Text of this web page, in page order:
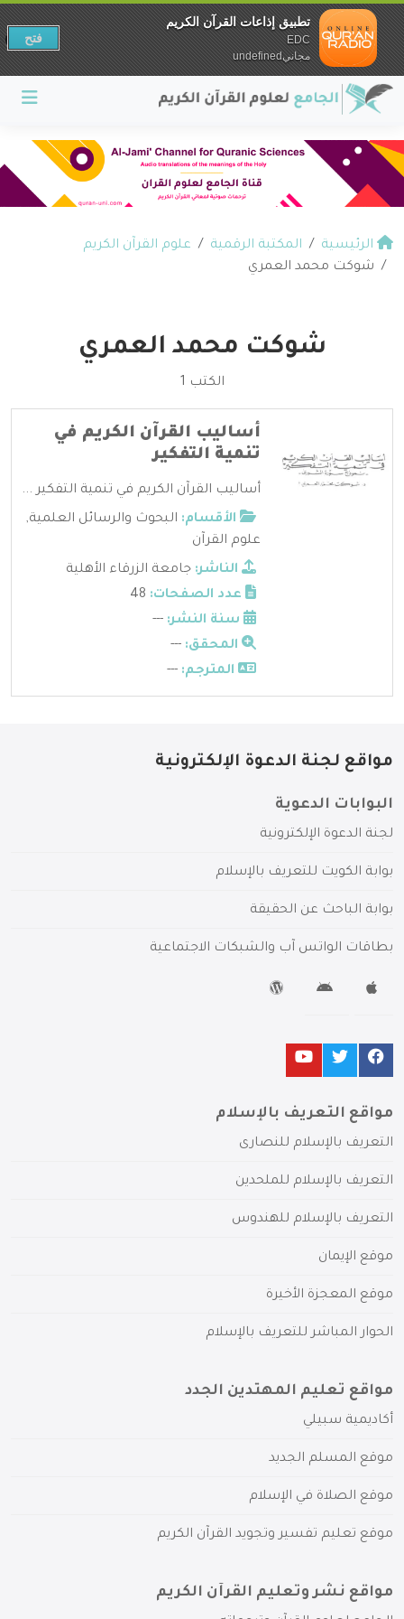
الرئيسية المكتبة الرقمية
علوم القرآن الكريم
شوكت محمد العمري
شوكت محمد العمري
الكتب 1
أساليب القرآن الكريم في
تنمية التفكير
أساليب القرآن الكريم في تنمية التفكير ...
الأقسام: البحوث والرسائل العلمية,
علوم القرآن
الناشر: جامعة الزرقاء الأهلية
عدد الصفحات:
سنة النشر: ---
المحقق: ---
المترجم: ---
مواقع لجنة الدعوة الإلكترونية
البوابات الدعوية
لجنة الدعوة الإلكترونية
بوابة الكويت للتعريف بالإسلام
بوابة الباحث عن الحقيقة
بطاقات الواتس آب والشبكات الاجتماعية
مواقع التعريف بالإسلام
التعريف بالإسلام للنصارى
التعريف بالإسلام للملحدين
التعريف بالإسلام للهندوس
موقع الإيمان
موقع المعجزة الأخيرة
الحوار المباشر للتعريف بالإسلام
مواقع تعليم المهتدين الجدد
أكاديمية سبيلي
موقع المسلم الجديد
موقع الصلاة في الإسلام
موقع تعليم تفسير وتجويد القرآن الكريم
مواقع نشر وتعليم القرآن الكريم
تطبيق إذاعات القرآن الكريم
EDC
مجانيundefined
فتح